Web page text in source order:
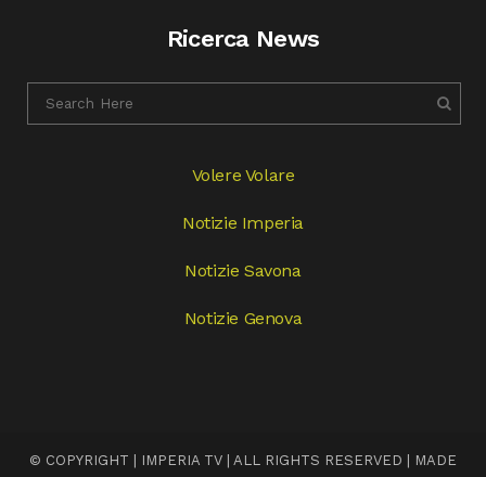
Ricerca News
Volere Volare
Notizie Imperia
Notizie Savona
Notizie Genova
© COPYRIGHT | IMPERIA TV | ALL RIGHTS RESERVED | MADE